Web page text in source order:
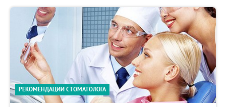
РЕКОМЕНДАЦИИ СТОМАТОЛОГА